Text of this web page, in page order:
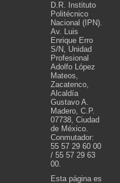
D.R. Instituto
Politécnico
Nacional (IPN).
Av. Luis
Enrique Erro
S/N, Unidad
Profesional
Adolfo López
Mateos,
Zacatenco,
Alcaldía
Gustavo A.
Madero, C.P.
07738, Ciudad
de México.
Conmutador:
55 57 29 60 00
/ 55 57 29 63
00.
Esta página es